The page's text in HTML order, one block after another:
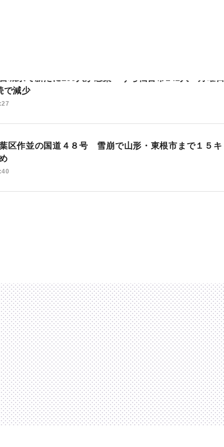
宮城県で新たに269人が感染 うち仙台市141人 月曜日
で減少
区作並の国道４８号 雪崩で山形・東根市まで１５キ